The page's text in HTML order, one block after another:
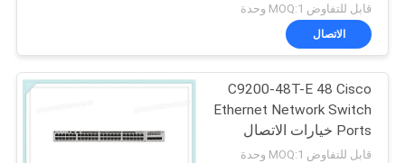
قابل للتفاوض MOQ:1 وحدة
الاتصال
C9200-48T-E 48 Cisco
Ethernet Network Switch
Ports خيارات الاتصال
العلوي الوحدوي للبيانات
قابل للتفاوض MOQ:1 وحدة